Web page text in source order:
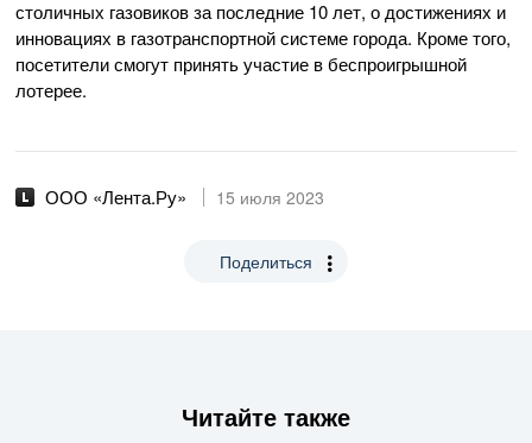
столичных газовиков за последние 10 лет, о достижениях и
инновациях в газотранспортной системе города. Кроме того,
посетители смогут принять участие в беспроигрышной
лотерее.
ООО «Лента.Ру» 15 июля 2023
Поделиться
Читайте также